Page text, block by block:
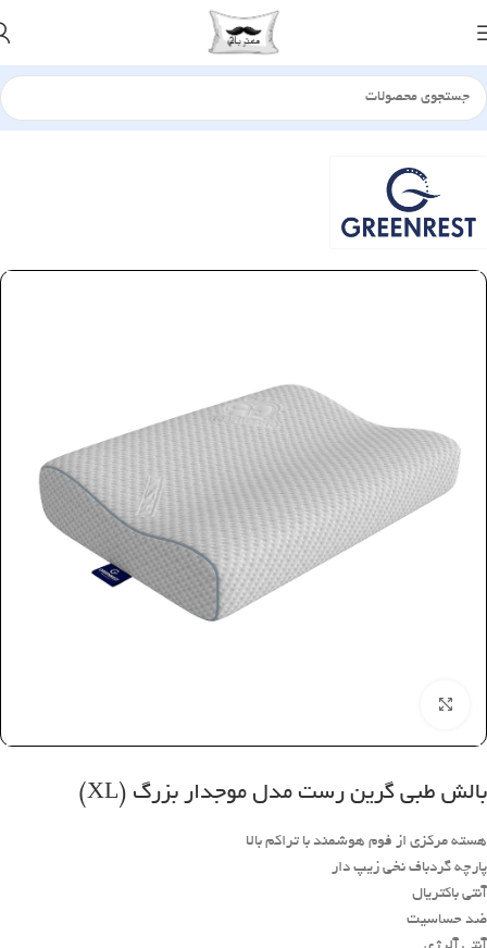
خانه بالش طبی
بالش طبی گرین رست مدل موجدار بزرگ (XL)
هسته مرکزی از فوم هوشمند با تراکم بالا
پارچه گردباف نخی زیپ دار
آنتی باکتریال
ضد حساسیت